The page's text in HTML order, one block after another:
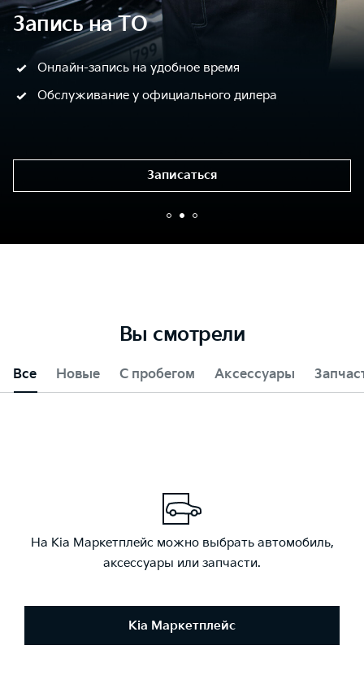
Запись на ТО
Онлайн-запись на удобное время
Обслуживание у официального дилера
Записаться
Вы смотрели
Все Новые С пробегом Аксессуары
На Kia Маркетплейс можно выбрать автомобиль,
аксессуары или запчасти.
Kia Маркетплейс